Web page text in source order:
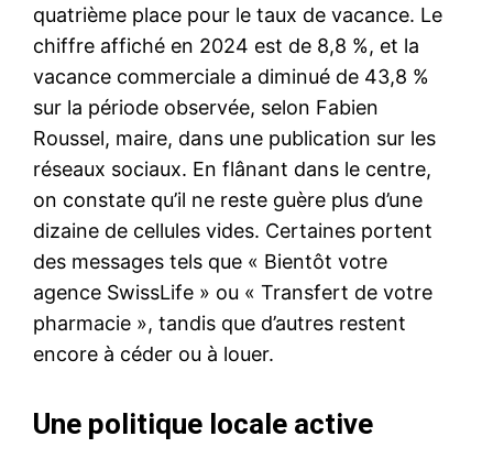
quatrième place pour le taux de vacance. Le
chiffre affiché en 2024 est de 8,8 %, et la
vacance commerciale a diminué de 43,8 %
sur la période observée, selon Fabien
Roussel, maire, dans une publication sur les
réseaux sociaux. En flânant dans le centre,
on constate qu’il ne reste guère plus d’une
dizaine de cellules vides. Certaines portent
des messages tels que « Bientôt votre
agence SwissLife » ou « Transfert de votre
pharmacie », tandis que d’autres restent
encore à céder ou à louer.
Une politique locale active